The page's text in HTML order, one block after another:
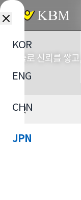
KOR
ENG
CHN
JPN
기술로 신뢰를 쌓
選択